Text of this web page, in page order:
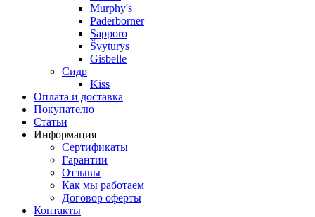
Murphy's
Paderborner
Sapporo
Švyturys
Gisbelle
Сидр
Kiss
Оплата и доставка
Покупателю
Статьи
Информация
Сертификаты
Гарантии
Отзывы
Как мы работаем
Договор оферты
Контакты